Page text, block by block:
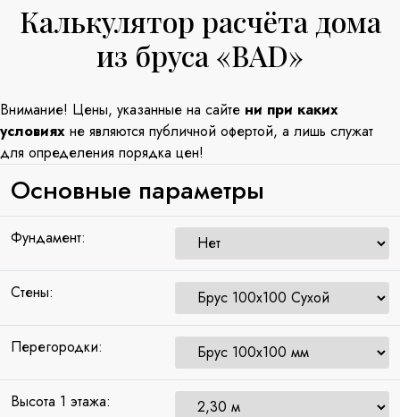
Калькулятор расчёта дома
из бруса «BAD»
Внимание! Цены, указанные на сайте ни при каких
условиях не являются публичной офертой, а лишь служат
для определения порядка цен!
Основные параметры
Фундамент:
Стены:
Перегородки:
Высота 1 этажа: